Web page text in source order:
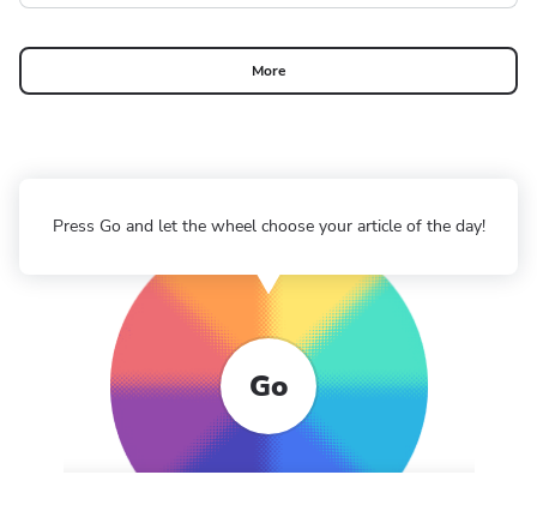
More
Go
Press Go and let the wheel choose your article of the day!